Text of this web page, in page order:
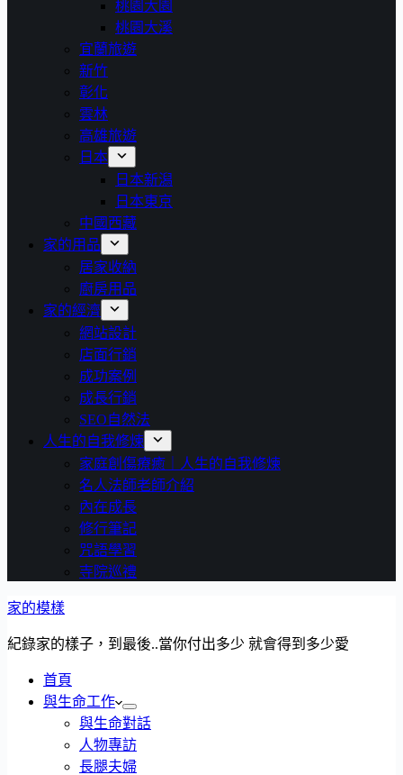
桃園大園
桃園大溪
宜蘭旅遊
新竹
彰化
雲林
高雄旅遊
日本
日本新潟
日本東京
中國西藏
家的用品
居家收納
廚房用品
家的經濟
網站設計
店面行銷
成功案例
成長行銷
SEO自然法
人生的自我修煉
家庭創傷療癒｜人生的自我修煉
名人法師老師介紹
內在成長
修行筆記
咒語學習
寺院巡禮
家的模樣
紀錄家的樣子，到最後..當你付出多少 就會得到多少愛
首頁
與生命工作
與生命對話
人物專訪
長腿夫婦